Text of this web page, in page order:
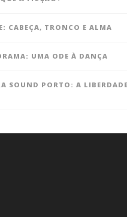
CABEÇA, TRONCO E ALMA
UMA ODE À DANÇA
SOUND PORTO: A